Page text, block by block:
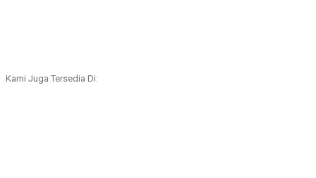
Kami Juga Tersedia Di: